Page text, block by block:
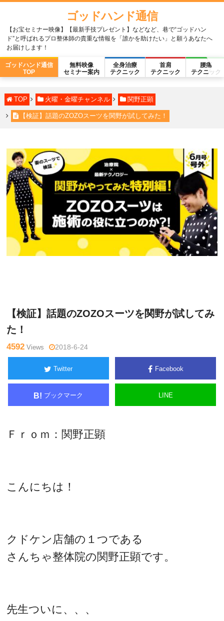
ゴッドハンド通信
【お宝セミナー映像】【最新手技プレゼント】などなど、巷で“ゴッドハン
ド”と呼ばれるプロ整体師の貴重な情報を「誰かを助けたい」と願うあなたへ
お届けします！
ゴッドハンド通信
TOP
無料映像
セミナー案内
全身治療
テクニック
首肩
テクニック
腰痛
テクニック
TOP 火曜・金曜チャンネル 関野正顕
【検証】話題のZOZOスーツを関野が試してみた！
【検証】話題のZOZOスーツを関野が試してみ
た！
4592 Views 2018-6-24
Twitter Facebook
B! ブックマーク LINE
Ｆｒｏｍ：関野正顕
こんにちは！
クドケン店舗の１つである
さんちゃ整体院の関野正顕です。
先生ついに、、、